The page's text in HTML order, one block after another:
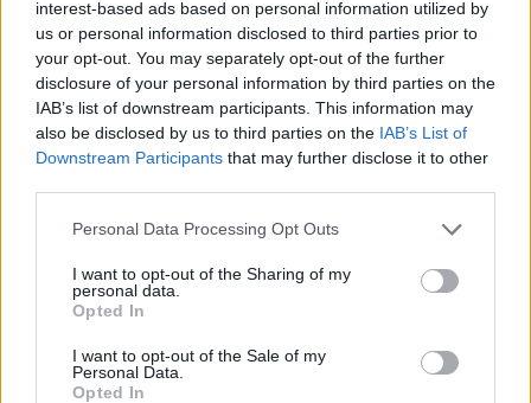
interest-based ads based on personal information utilized by
us or personal information disclosed to third parties prior to
your opt-out. You may separately opt-out of the further
disclosure of your personal information by third parties on the
IAB’s list of downstream participants. This information may
also be disclosed by us to third parties on the IAB’s List of
Downstream Participants that may further disclose it to other
Please note that this website/app uses one or more Google
not limited to your visit or usage behaviour. You may click to
grant or deny consent to Google and its third-party tags to
use your data for below specified purposes in below Google
consent section.
Personal Data Processing Opt Outs
I want to opt-out of the Sharing of my
personal data.
Opted In
I want to opt-out of the Sale of my
Personal Data.
Opted In
ELŐZŐ POSZT
16 szófogadó gyerek, aki mégis kijátssza a
szabályokat
KÖVETKEZŐ POSZT
Éjszakára elfordítva hagyod a kulcsot a
zárban? Ez hatalmas hiba!